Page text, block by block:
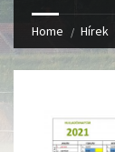
Home Hírek